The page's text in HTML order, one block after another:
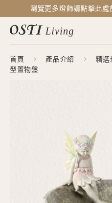
瀏覽更多燈飾請點擊此
瀏覽更多燈飾請點擊此
首頁 產品介紹 精選
型置物盤